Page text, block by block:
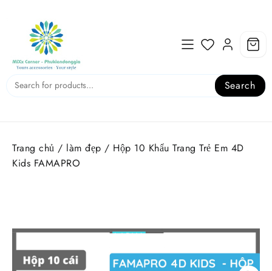
content
Search
Trang chủ / làm đẹp / Hộp 10 Khẩu Trang Trẻ Em 4D
Kids FAMAPRO